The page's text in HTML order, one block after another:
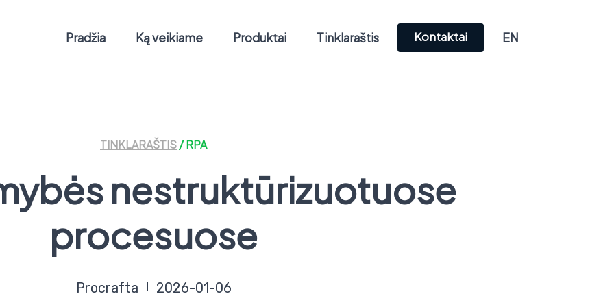
Pradžia
Ką veikiame Produktai Tinklaraštis Kontaktai EN
TINKLARAŠTIS / RPA
nestruktūrizuotuose
procesuose
Procrafta 2026-01-06